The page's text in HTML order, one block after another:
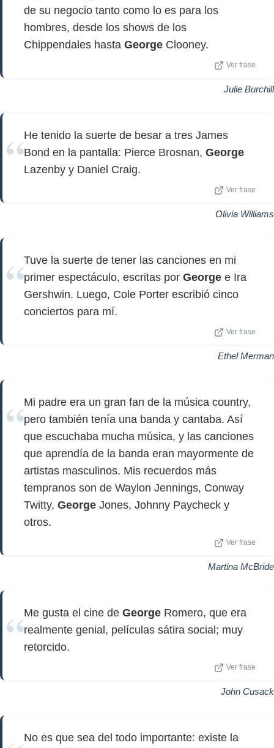
de su negocio tanto como lo es para los
hombres, desde los shows de los
Chippendales hasta George Clooney.
Ver frase
Julie Burchill
He tenido la suerte de besar a tres James
Bond en la pantalla: Pierce Brosnan, George
Lazenby y Daniel Craig.
Ver frase
Olivia Williams
Tuve la suerte de tener las canciones en mi
primer espectáculo, escritas por George e Ira
Gershwin. Luego, Cole Porter escribió cinco
conciertos para mí.
Ver frase
Ethel Merman
Mi padre era un gran fan de la música country,
pero también tenía una banda y cantaba. Así
que escuchaba mucha música, y las canciones
que aprendía de la banda eran mayormente de
artistas masculinos. Mis recuerdos más
tempranos son de Waylon Jennings, Conway
Twitty, George Jones, Johnny Paycheck y
otros.
Ver frase
Martina McBride
Me gusta el cine de George Romero, que era
realmente genial, películas sátira social; muy
retorcido.
Ver frase
John Cusack
No es que sea del todo importante: existe la